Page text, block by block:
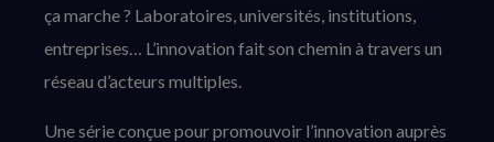
ça marche ? Laboratoires, universités, institutions,
entreprises… L’innovation fait son chemin à travers un
réseau d’acteurs multiples.
Une série conçue pour promouvoir l’innovation auprès